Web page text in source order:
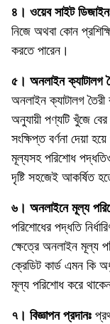
৪। ওয়েব সাইট
নিজে অথবা কোন
করতে পারেন।
৫। অনলাইন ক্যাটালগ
অনলাইন ক্যাটালগ
অনুযায়ী পণ্যটি খুঁজে
সংক্ষিপ্ত বর্ণনা দেয়া
মূল্যসহ পরিশোধ
দৃষ্টি সহজেই আকর্ষিত
৬। অনলাইনে মূল্য
পরিশোধের পদ্ধতি
ক্ষেত্রে অনলাইন মূল্য
ক্রেডিট কার্ড এমন কি
মূল্য পরিশোধ করে
৭। বিজ্ঞাপন প্রদানঃ